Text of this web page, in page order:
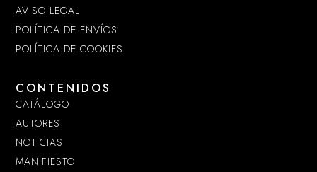
AVISO LEGAL
POLÍTICA DE ENVÍOS
POLÍTICA DE COOKIES
CONTENIDOS
CATÁLOGO
AUTORES
NOTICIAS
MANIFIESTO